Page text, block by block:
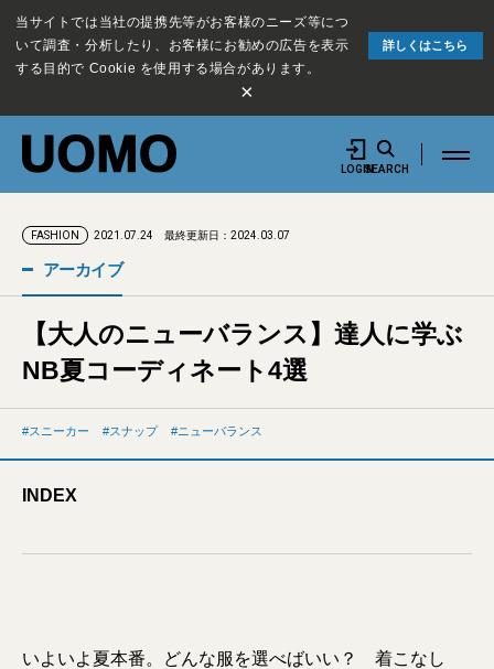
当サイトでは当社の提携先等がお客様のニーズ等につ
いて調査・分析したり、お客様にお勧めの広告を表示
する目的で Cookie を使用する場合があります。
詳しくはこちら
×
LOGINSEARCH
FASHION 2021.07.24 最終更新日：2024.03.07
アーカイブ
【大人のニューバランス】達人に学ぶ
NB夏コーディネート4選
スニーカー スナップ ニューバランス
INDEX
いよいよ夏本番。どんな服を選べばいい？ 着こなし